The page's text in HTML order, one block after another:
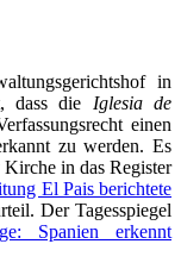
in
dass die Iglesia de
einen
zu werden. Es
in das Register
El Pais berichtete
Der Tagesspiegel
Spanien erkennt